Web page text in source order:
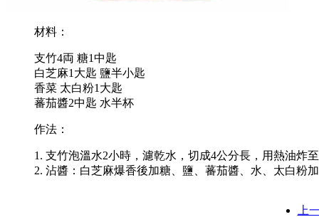
材料：
支竹4両 糖1中匙
白芝麻1大匙 鹽半小匙
香菜 太白粉1大匙
蕃茄醬2中匙 水半杯
作法：
1. 支竹泡溫水2小時，濾乾水，切成4公分長，用熱油炸
2. 沾醬：白芝麻爆香後加糖、鹽、蕃茄醬、水、太白粉
上